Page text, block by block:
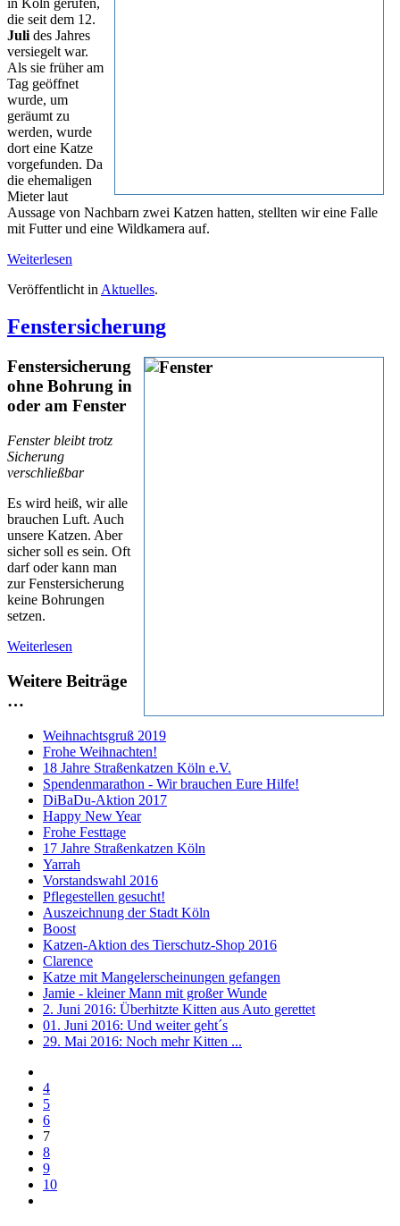
die seit dem 12.
Juli des Jahres
versiegelt war.
Als sie früher am
Tag geöffnet
wurde, um
geräumt zu
werden, wurde
dort eine Katze
vorgefunden. Da
die ehemaligen
Mieter laut
Aussage von Nachbarn zwei Katzen hatten, stellten wir eine Falle
mit Futter und eine Wildkamera auf.
Weiterlesen
Veröffentlicht in Aktuelles.
Fenstersicherung
Fenstersicherung
ohne Bohrung in
oder am Fenster
Fenster bleibt trotz
Sicherung
verschließbar
Es wird heiß, wir alle
brauchen Luft. Auch
unsere Katzen. Aber
sicher soll es sein. Oft
darf oder kann man
zur Fenstersicherung
keine Bohrungen
setzen.
Weiterlesen
Weitere Beiträge
…
Weihnachtsgruß 2019
Frohe Weihnachten!
18 Jahre Straßenkatzen Köln e.V.
Spendenmarathon - Wir brauchen Eure Hilfe!
DiBaDu-Aktion 2017
Happy New Year
Frohe Festtage
17 Jahre Straßenkatzen Köln
Yarrah
Vorstandswahl 2016
Pflegestellen gesucht!
Auszeichnung der Stadt Köln
Boost
Katzen-Aktion des Tierschutz-Shop 2016
Clarence
Katze mit Mangelerscheinungen gefangen
Jamie - kleiner Mann mit großer Wunde
2. Juni 2016: Überhitzte Kitten aus Auto gerettet
01. Juni 2016: Und weiter geht´s
29. Mai 2016: Noch mehr Kitten ...
4
5
6
7
8
9
10